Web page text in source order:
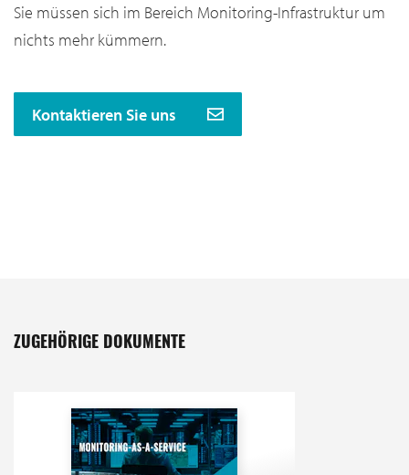
Sie müssen sich im Bereich Monitoring-Infrastruktur um
nichts mehr kümmern.
Kontaktieren Sie uns
ZUGEHÖRIGE DOKUMENTE